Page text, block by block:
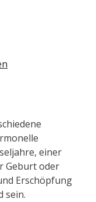
einer
Geburt oder
Erschöpfung
sein.